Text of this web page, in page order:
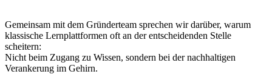
Gemeinsam mit dem Gründerteam sprechen wir darüber, warum
klassische Lernplattformen oft an der entscheidenden Stelle
scheitern:
Nicht beim Zugang zu Wissen, sondern bei der nachhaltigen
Verankerung im Gehirn.